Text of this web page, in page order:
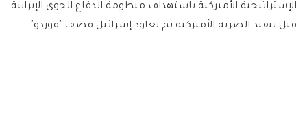
الإستراتيجية الأميركية باستهداف منظومة الدفاع الجوي الإيرانية
قبل تنفيذ الضربة الأميركية ثم تعاود إسرائيل قصف "فوردو".